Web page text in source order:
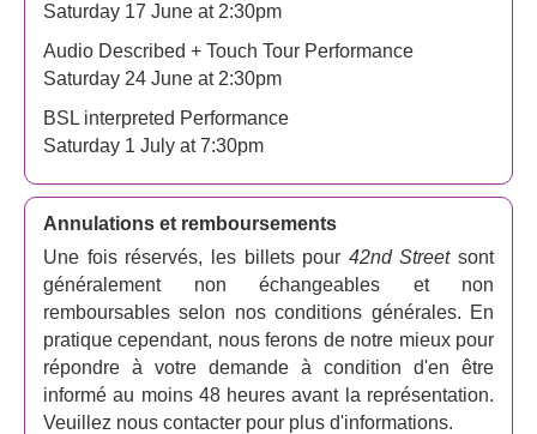
Saturday 17 June at 2:30pm
Audio Described + Touch Tour Performance
Saturday 24 June at 2:30pm
BSL interpreted Performance
Saturday 1 July at 7:30pm
Annulations et remboursements
Une fois réservés, les billets pour 42nd Streetsont
généralement non échangeables et non
remboursables selon nos conditions générales. En
pratique cependant, nous ferons de notre mieux pour
répondre à votre demande à condition d'en être
informé au moins 48 heures avant la représentation.
Veuillez nous contacter pour plus d'informations.